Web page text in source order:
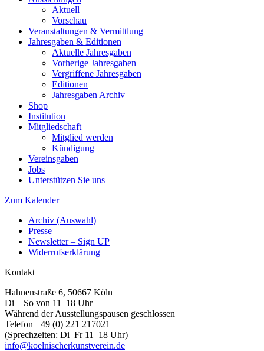
Aktuell
Vorschau
Veranstaltungen & Vermittlung
Jahresgaben & Editionen
Aktuelle Jahresgaben
Vorherige Jahresgaben
Vergriffene Jahresgaben
Editionen
Jahresgaben Archiv
Shop
Institution
Mitgliedschaft
Mitglied werden
Kündigung
Vereinsgaben
Jobs
Unterstützen Sie uns
Zum Kalender
Archiv (Auswahl)
Presse
Newsletter – Sign UP
Widerrufserklärung
Kontakt
Hahnenstraße 6, 50667 Köln
Di – So von 11–18 Uhr
Während der Ausstellungspausen geschlossen
Telefon +49 (0) 221 217021
(Sprechzeiten: Di–Fr 11–18 Uhr)
info@koelnischerkunstverein.de